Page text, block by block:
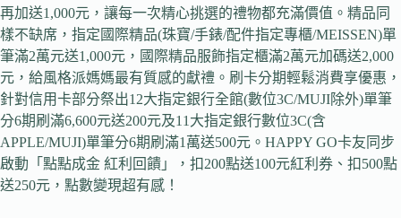
再加送1,000元，讓每一次精心挑選的禮物都充滿價值。精品同
樣不缺席，指定國際精品(珠寶/手錶/配件指定專櫃/MEISSEN)單
筆滿2萬元送1,000元，國際精品服飾指定櫃滿2萬元加碼送2,000
元，給風格派媽媽最有質感的獻禮。刷卡分期輕鬆消費享優惠，
針對信用卡部分祭出12大指定銀行全館(數位3C/MUJI除外)單筆
分6期刷滿6,600元送200元及11大指定銀行數位3C(含
APPLE/MUJI)單筆分6期刷滿1萬送500元。HAPPY GO卡友同步
啟動「點點成金 紅利回饋」，扣200點送100元紅利券、扣500點
送250元，點數變現超有感！